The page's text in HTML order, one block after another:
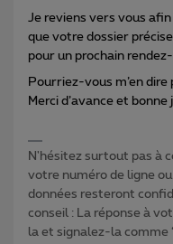
Je reviens vers vous
que votre dossier
pour un prochain
Pourriez-vous m’en
Merci d’avance et bonne
N'hésitez surtout pas à
votre numéro de ligne
données resteront
conseil : La réponse à
la et signalez-la comme